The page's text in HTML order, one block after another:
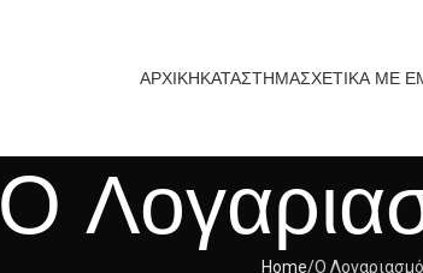
ΑΡΧΙΚΗΚΑΤΑΣΤΗΜΑΣΧΕΤΙΚΑ ΜΕ
Ο
Home Ο